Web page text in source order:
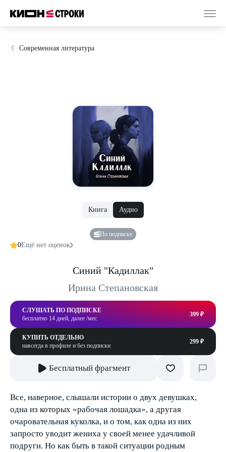
Современная литература
Книга Аудио
По подписке
0Ещё нет оценок
Синий "Кадиллак"
Ирина Степановская
СЛУШАТЬ ПО ПОДПИСКЕ
бесплатно 14 дней, далее /мес
399 ₽
КУПИТЬ ОТДЕЛЬНО
навсегда в профиле и без подписки
299 ₽
Бесплатный фрагмент
Все, наверное, слышали истории о двух девушках,
одна из которых «рабочая лошадка», а другая
очаровательная куколка, и о том, как одна из них
запросто уводит жениха у своей менее удачливой
подруги. Но как быть в такой ситуации родным